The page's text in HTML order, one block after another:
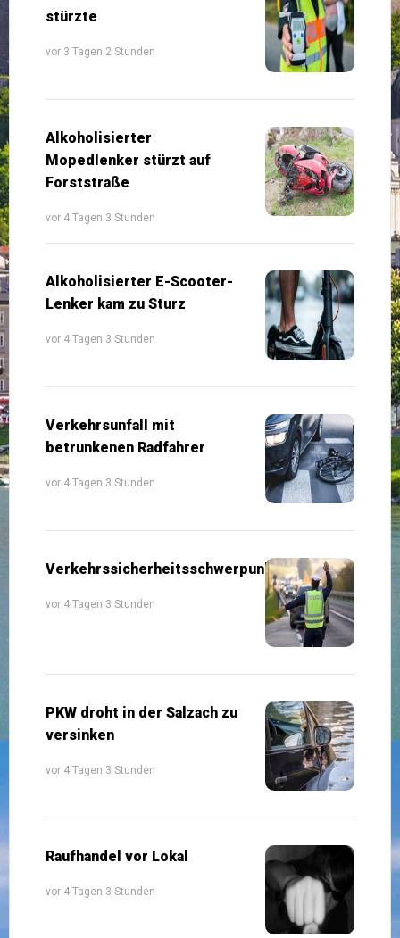
stürzte
vor 3 Tagen 2 Stunden
Alkoholisierter
Mopedlenker stürzt auf
Forststraße
vor 4 Tagen 3 Stunden
Alkoholisierter E-Scooter-
Lenker kam zu Sturz
vor 4 Tagen 3 Stunden
Verkehrsunfall mit
betrunkenen Radfahrer
vor 4 Tagen 3 Stunden
Verkehrssicherheitsschwerpunkte
vor 4 Tagen 3 Stunden
PKW droht in der Salzach zu
versinken
vor 4 Tagen 3 Stunden
Raufhandel vor Lokal
vor 4 Tagen 3 Stunden